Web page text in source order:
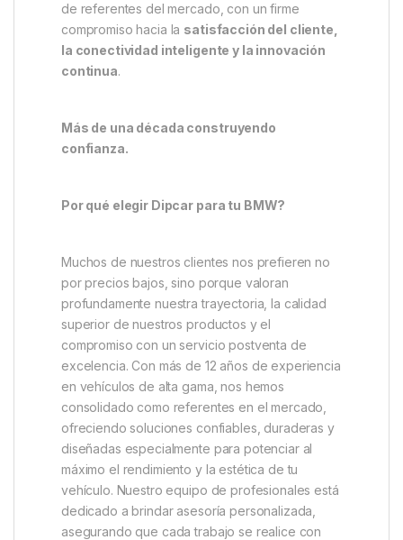
de referentes del mercado, con un firme
compromiso hacia la satisfacción del cliente,
la conectividad inteligente y la innovación
continua.
Más de una década construyendo
confianza.
Por qué elegir Dipcar para tu BMW?
Muchos de nuestros clientes nos prefieren no
por precios bajos, sino porque valoran
profundamente nuestra trayectoria, la calidad
superior de nuestros productos y el
compromiso con un servicio postventa de
excelencia. Con más de 12 años de experiencia
en vehículos de alta gama, nos hemos
consolidado como referentes en el mercado,
ofreciendo soluciones confiables, duraderas y
diseñadas especialmente para potenciar al
máximo el rendimiento y la estética de tu
vehículo. Nuestro equipo de profesionales está
dedicado a brindar asesoría personalizada,
asegurando que cada trabajo se realice con